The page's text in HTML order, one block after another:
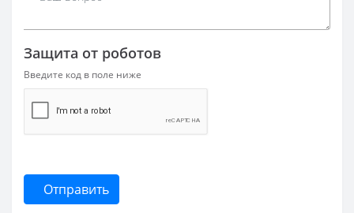
Защита от роботов
Введите код в поле ниже
Отправить